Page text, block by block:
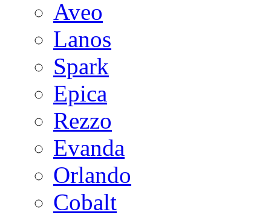
Aveo
Lanos
Spark
Epica
Rezzo
Evanda
Orlando
Cobalt